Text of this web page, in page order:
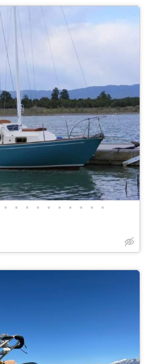
• • • • • • • • • •